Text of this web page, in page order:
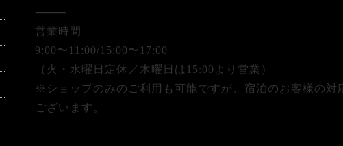
⸻
営業時間
9:00〜11:00/15:00〜17:00
（火・水曜日定休／木曜日は15:00より営業）
※ショップのみのご利用も可能ですが、宿泊のお客様の対
ございます。